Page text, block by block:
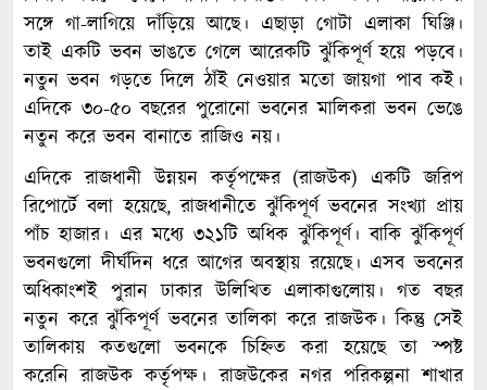
সঙ্গে গা-লাগিয়ে দাঁড়িয়ে আছে। এছাড়া গোটা এলাকা ঘিঞ্জি।
তাই একটি ভবন ভাঙতে গেলে আরেকটি ঝুঁকিপূর্ণ হয়ে পড়বে।
নতুন ভবন গড়তে দিলে ঠাঁই নেওয়ার মতো জায়গা পাব কই।
এদিকে ৩০-৫০ বছরের পুরোনো ভবনের মালিকরা ভবন ভেঙে
নতুন করে ভবন বানাতে রাজিও নয়।
এদিকে রাজধানী উন্নয়ন কর্তৃপক্ষের (রাজউক) একটি জরিপ
রিপোর্টে বলা হয়েছে, রাজধানীতে ঝুঁকিপূর্ণ ভবনের সংখ্যা প্রায়
পাঁচ হাজার। এর মধ্যে ৩২১টি অধিক ঝুঁকিপূর্ণ। বাকি ঝুঁকিপূর্ণ
ভবনগুলো দীর্ঘদিন ধরে আগের অবস্থায় রয়েছে। এসব ভবনের
অধিকাংশই পুরান ঢাকার উলি­খিত এলাকাগুলোয়। গত বছর
নতুন করে ঝুঁকিপূর্ণ ভবনের তালিকা করে রাজউক। কিন্তু সেই
তালিকায় কতগুলো ভবনকে চিহ্নিত করা হয়েছে তা স্পষ্ট
করেনি রাজউক কর্তৃপক্ষ। রাজউকের নগর পরিকল্পনা শাখার